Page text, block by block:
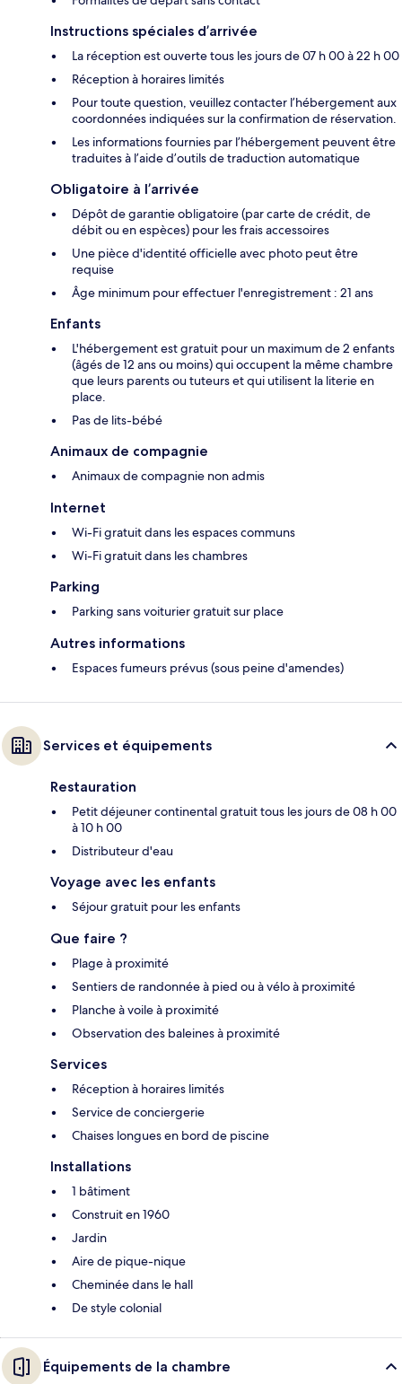
Instructions spéciales d’arrivée
La réception est ouverte tous les jours de 07 h 00 à 22 h 00
Réception à horaires limités
Pour toute question, veuillez contacter l’hébergement aux
coordonnées indiquées sur la confirmation de réservation.
Les informations fournies par l’hébergement peuvent être
traduites à l’aide d’outils de traduction automatique
Obligatoire à l’arrivée
Dépôt de garantie obligatoire (par carte de crédit, de
débit ou en espèces) pour les frais accessoires
Une pièce d'identité officielle avec photo peut être
requise
Âge minimum pour effectuer l'enregistrement : 21 ans
Enfants
L'hébergement est gratuit pour un maximum de 2 enfants
(âgés de 12 ans ou moins) qui occupent la même chambre
que leurs parents ou tuteurs et qui utilisent la literie en
place.
Pas de lits-bébé
Animaux de compagnie
Animaux de compagnie non admis
Internet
Wi-Fi gratuit dans les espaces communs
Wi-Fi gratuit dans les chambres
Parking
Parking sans voiturier gratuit sur place
Autres informations
Espaces fumeurs prévus (sous peine d'amendes)
Services et équipements
Restauration
Petit déjeuner continental gratuit tous les jours de 08 h 00
à 10 h 00
Distributeur d'eau
Voyage avec les enfants
Séjour gratuit pour les enfants
Que faire ?
Plage à proximité
Sentiers de randonnée à pied ou à vélo à proximité
Planche à voile à proximité
Observation des baleines à proximité
Services
Réception à horaires limités
Service de conciergerie
Chaises longues en bord de piscine
Installations
1 bâtiment
Construit en 1960
Jardin
Aire de pique-nique
Cheminée dans le hall
De style colonial
Équipements de la chambre